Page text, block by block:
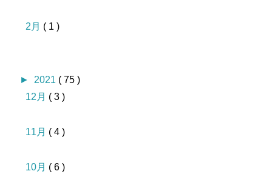
2月 ( 1 )
► 2021 ( 75 )
12月 ( 3 )
11月 ( 4 )
10月 ( 6 )